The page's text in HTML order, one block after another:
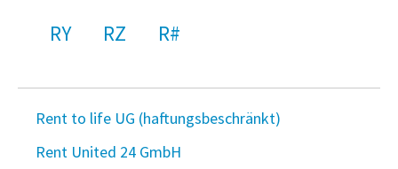
RY
RZ R#
Rent to life UG (haftungsbeschränkt)
Rent United 24 GmbH